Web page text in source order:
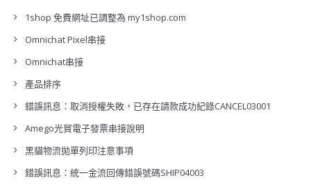
1shop 免費網址已調整為 my1shop.com
Omnichat Pixel串接
Omnichat串接
產品排序
錯誤訊息：取消授權失敗，已存在請款成功紀錄CANCEL03001
Amego光貿電子發票串接說明
黑貓物流拋單列印注意事項
錯誤訊息：統一金流回傳錯誤號碼SHIP04003